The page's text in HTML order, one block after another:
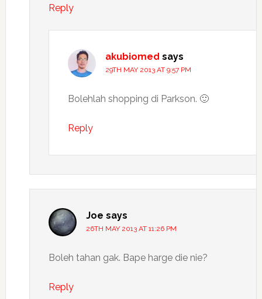
Reply
akubiomed says
29TH MAY 2013 AT 9:57 PM
Bolehlah shopping di Parkson. 🙂
Reply
Joe says
26TH MAY 2013 AT 11:26 PM
Boleh tahan gak. Bape harge die nie?
Reply